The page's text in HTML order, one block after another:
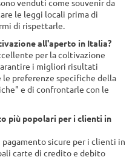
venduti come souvenir da
le leggi locali prima di
di rispettarle.
all'aperto in Italia?
per la coltivazione
i migliori risultati
preferenze specifiche della
e di confrontarle con le
più popolari per i clienti in
sicure per i clienti in
carte di credito e debito